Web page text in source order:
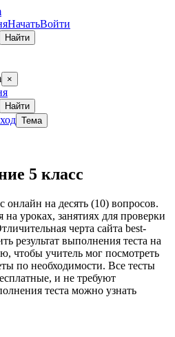
НачатьВойти
Найти
×
Найти
Тема
5 класс
онлайн на десять (10) вопросов.
уроках, занятиях для проверки
черта сайта best-
результат выполнения теста на
чтобы учитель мог посмотреть
по необходимости. Все тесты
и не требуют
теста можно узнать